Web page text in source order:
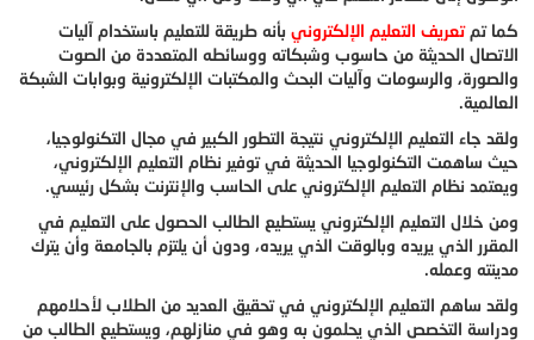
كما تمتعريف التعليم الإلكتروني بأنه طريقة للتعليم باستخدام آليات
الاتصال الحديثة من حاسوب وشبكاته ووسائطه المتعددة من الصوت
والصورة، والرسومات وآليات البحث والمكتبات الإلكترونية وبوابات الشبكة
العالمية.
ولقد جاء التعليم الإلكتروني نتيجة التطور الكبير في مجال التكنولوجيا،
حيث ساهمت التكنولوجيا الحديثة في توفير نظام التعليم الإلكتروني،
ويعتمد نظام التعليم الإلكتروني على الحاسب والإنترنت بشكل رئيسي.
ومن خلال التعليم الإلكتروني يستطيع الطالب الحصول على التعليم في
المقرر الذي يريده وبالوقت الذي يريده، ودون أن يلتزم بالجامعة وأن يترك
مدينته وعمله.
ولقد ساهم التعليم الإلكتروني في تحقيق العديد من الطلاب لأحلامهم
ودراسة التخصص الذي يحلمون به وهو في منازلهم، ويستطيع الطالب من